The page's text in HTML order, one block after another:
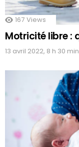
167 Views
Motricité libre :
13 avril 2022, 8 h 30 min